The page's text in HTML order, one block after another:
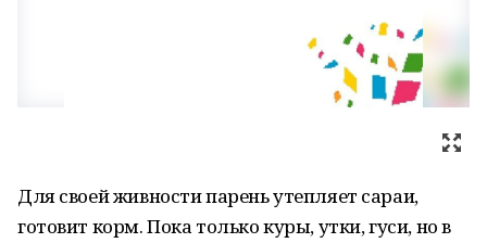
Для своей живности парень утепляет сараи,
готовит корм. Пока только куры, утки, гуси, но в